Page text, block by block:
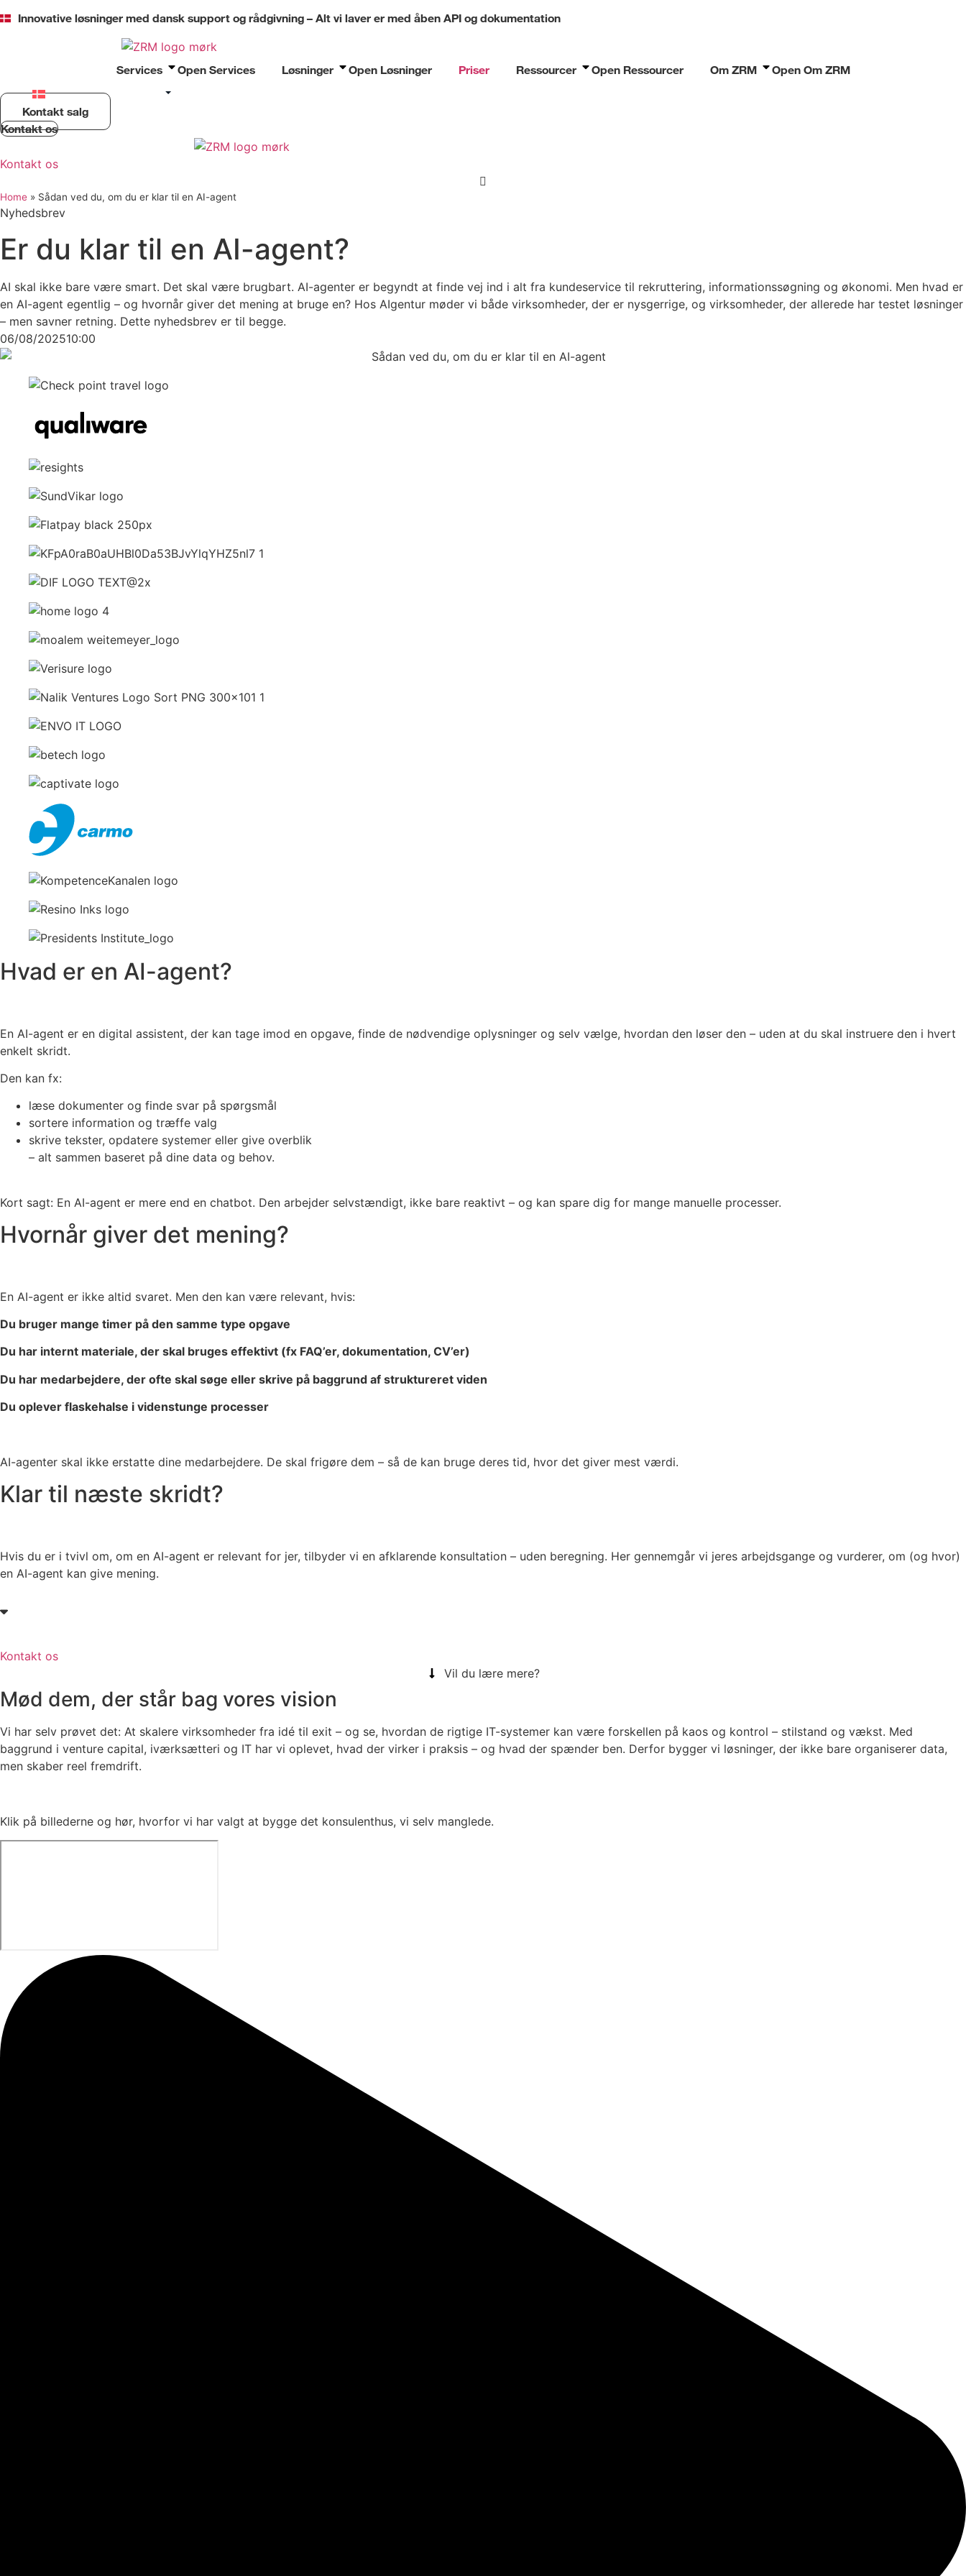
til
Innovative løsninger med dansk support og rådgivning – Alt vi laver er med åben API og dokumentation
Services Open Services Løsninger Open Løsninger Priser Ressourcer Open Ressourcer Om ZRM Open Om ZRM
Kontakt salg
Kontakt os
Kontakt os
Home » Sådan ved du, om du er klar til en AI-agent
Nyhedsbrev
Er du klar til en AI-agent?
AI skal ikke bare være smart. Det skal være brugbart. AI-agenter er begyndt at finde vej ind i alt fra kundeservice til rekruttering, informationssøgning og økonomi. Men hvad er
en AI-agent egentlig – og hvornår giver det mening at bruge en? Hos AIgentur møder vi både virksomheder, der er nysgerrige, og virksomheder, der allerede har testet løsninger
– men savner retning. Dette nyhedsbrev er til begge.
06/08/202510:00
Hvad er en AI-agent?
En AI-agent er en digital assistent, der kan tage imod en opgave, finde de nødvendige oplysninger og selv vælge, hvordan den løser den – uden at du skal instruere den i hvert
enkelt skridt.
Den kan fx:
læse dokumenter og finde svar på spørgsmål
sortere information og træffe valg
skrive tekster, opdatere systemer eller give overblik
– alt sammen baseret på dine data og behov.
Kort sagt: En AI-agent er mere end en chatbot. Den arbejder selvstændigt, ikke bare reaktivt – og kan spare dig for mange manuelle processer.
Hvornår giver det mening?
En AI-agent er ikke altid svaret. Men den kan være relevant, hvis:
Du bruger mange timer på den samme type opgave
Du har internt materiale, der skal bruges effektivt (fx FAQ’er, dokumentation, CV’er)
Du har medarbejdere, der ofte skal søge eller skrive på baggrund af struktureret viden
Du oplever flaskehalse i videnstunge processer
AI-agenter skal ikke erstatte dine medarbejdere. De skal frigøre dem – så de kan bruge deres tid, hvor det giver mest værdi.
Klar til næste skridt?
Hvis du er i tvivl om, om en AI-agent er relevant for jer, tilbyder vi en afklarende konsultation – uden beregning. Her gennemgår vi jeres arbejdsgange og vurderer, om (og hvor)
en AI-agent kan give mening.
Kontakt os
Vil du lære mere?
Mød dem, der står bag vores vision
Vi har selv prøvet det: At skalere virksomheder fra idé til exit – og se, hvordan de rigtige IT-systemer kan være forskellen på kaos og kontrol – stilstand og vækst. Med
baggrund i venture capital, iværksætteri og IT har vi oplevet, hvad der virker i praksis – og hvad der spænder ben. Derfor bygger vi løsninger, der ikke bare organiserer data,
men skaber reel fremdrift.
Klik på billederne og hør, hvorfor vi har valgt at bygge det konsulenthus, vi selv manglede.